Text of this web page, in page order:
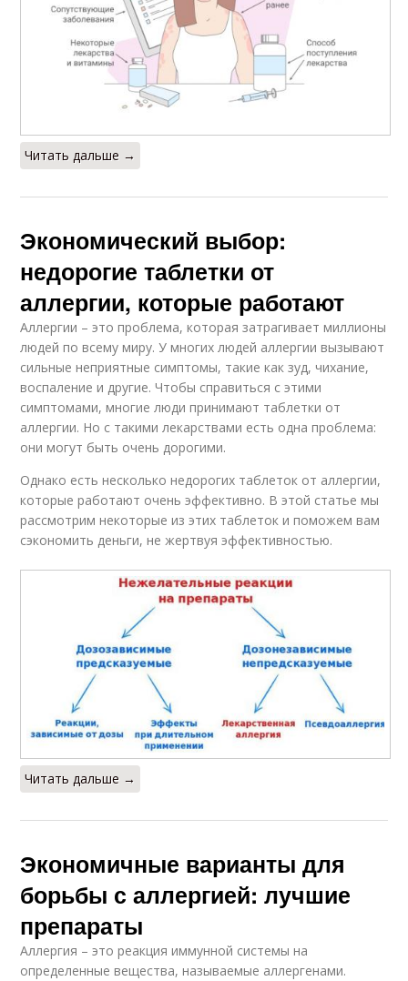
Читать дальше →
Экономический выбор:
недорогие таблетки от
аллергии, которые работают
Аллергии – это проблема, которая затрагивает миллионы
людей по всему миру. У многих людей аллергии вызывают
сильные неприятные симптомы, такие как зуд, чихание,
воспаление и другие. Чтобы справиться с этими
симптомами, многие люди принимают таблетки от
аллергии. Но с такими лекарствами есть одна проблема:
они могут быть очень дорогими.
Однако есть несколько недорогих таблеток от аллергии,
которые работают очень эффективно. В этой статье мы
рассмотрим некоторые из этих таблеток и поможем вам
сэкономить деньги, не жертвуя эффективностью.
Читать дальше →
Экономичные варианты для
борьбы с аллергией: лучшие
препараты
Аллергия – это реакция иммунной системы на
определенные вещества, называемые аллергенами.